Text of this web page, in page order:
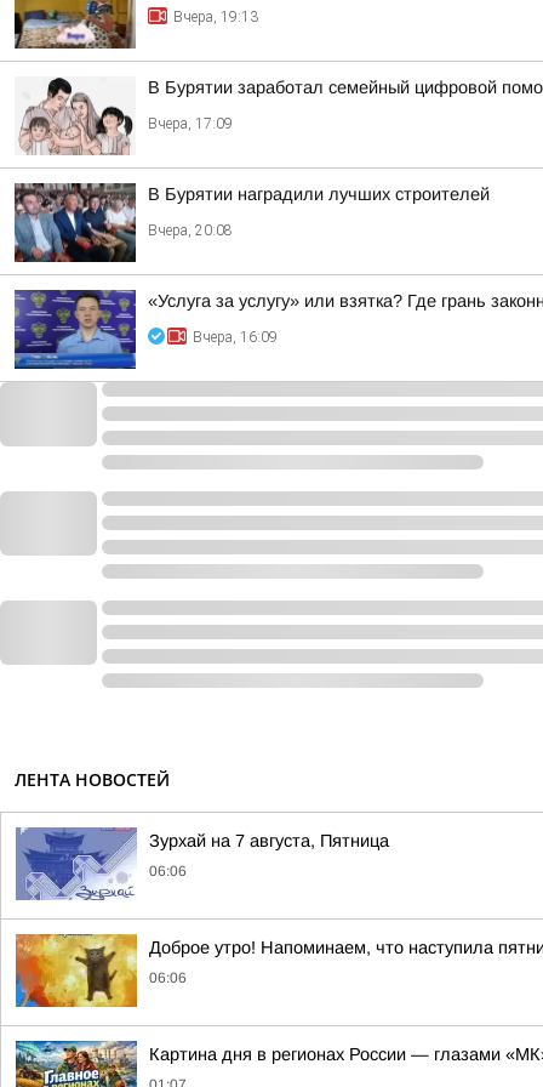
Вчера, 19:13
В Бурятии заработал семейный цифровой
Вчера, 17:09
В Бурятии наградили лучших строителей
Вчера, 20:08
«Услуга за услугу» или взятка? Где грань
Вчера, 16:09
ЛЕНТА НОВОСТЕЙ
Зурхай на 7 августа, Пятница
06:06
Доброе утро! Напоминаем, что наступила
06:06
Картина дня в регионах России — глазами